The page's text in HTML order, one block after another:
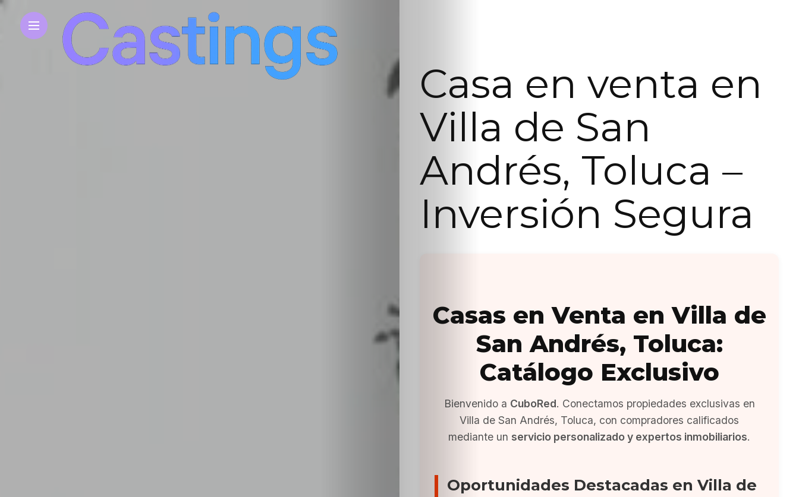
Casa en venta en
Villa de San
Andrés, Toluca –
Inversión Segura
Casas en Venta en Villa de
San Andrés, Toluca:
Catálogo Exclusivo
Bienvenido a CuboRed. Conectamos propiedades exclusivas en
Villa de San Andrés, Toluca, con compradores calificados
mediante un servicio personalizado y expertos inmobiliarios.
Oportunidades Destacadas en Villa de